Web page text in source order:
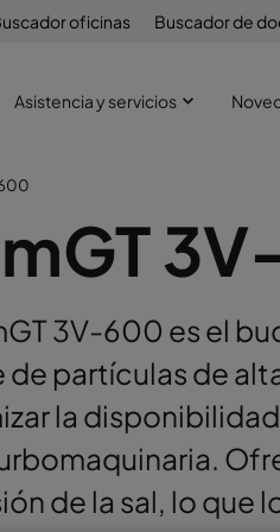
oficinas Buscador de
Asistencia y servicios
3V-600 es el
de partículas de
la
de la sal, lo que